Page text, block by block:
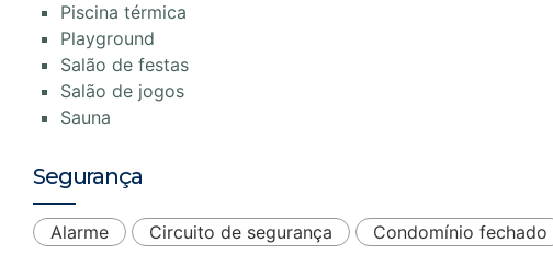
Piscina térmica
Playground
Salão de festas
Salão de jogos
Sauna
Segurança
Alarme Circuito de segurança Condomínio fechado